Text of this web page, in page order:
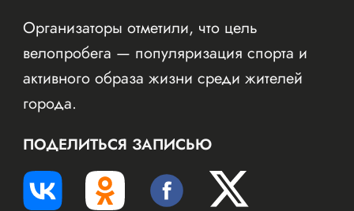
Организаторы отметили, что цель
велопробега — популяризация спорта и
активного образа жизни среди жителей
города.
ПОДЕЛИТЬСЯ ЗАПИСЬЮ